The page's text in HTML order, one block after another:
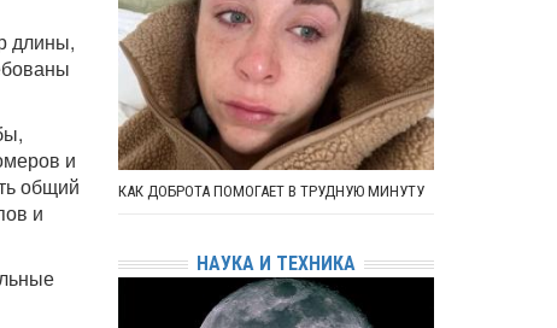
длины,
и
общий
и
КАК ДОБРОТА ПОМОГАЕТ В ТРУДНУЮ МИНУТУ
НАУКА И ТЕХНИКА